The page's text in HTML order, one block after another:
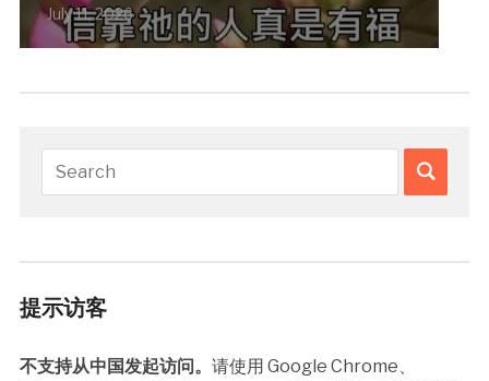
July 11, 2026
提示访客
不支持从中国发起访问。 请使用 Google Chrome、